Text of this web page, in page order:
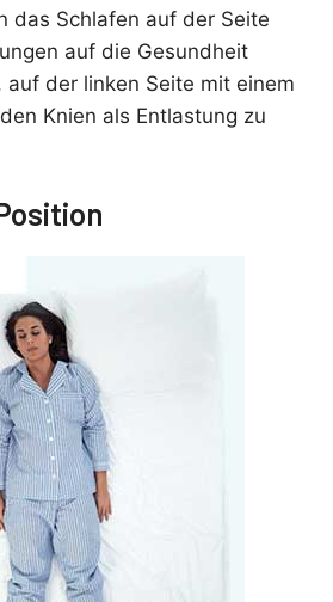
das Schlafen auf der Seite
auf die Gesundheit
auf der linken Seite mit einem
Knien als Entlastung zu